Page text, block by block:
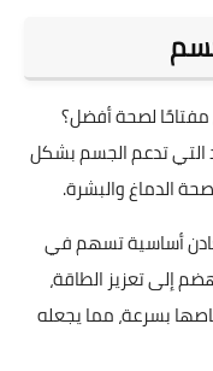
لصحة أفضل؟
تدعم الجسم بشكل
الدماغ والبشرة.
أساسية تسهم في
إلى تعزيز الطاقة،
بسرعة، مما يجعله